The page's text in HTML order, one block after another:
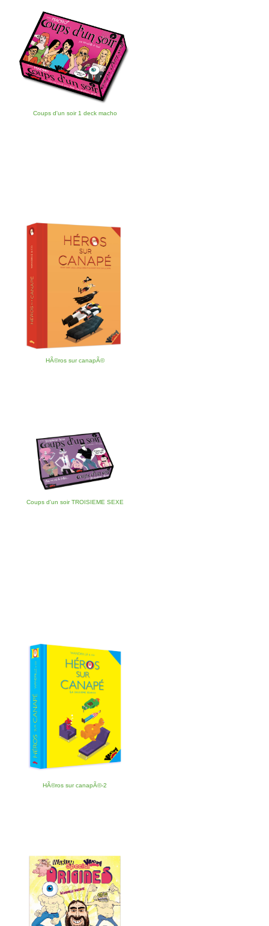
Coups d'un soir 1 deck macho
HÃ©ros sur canapÃ©
Coups d'un soir TROISIEME SEXE
HÃ©ros sur canapÃ©-2